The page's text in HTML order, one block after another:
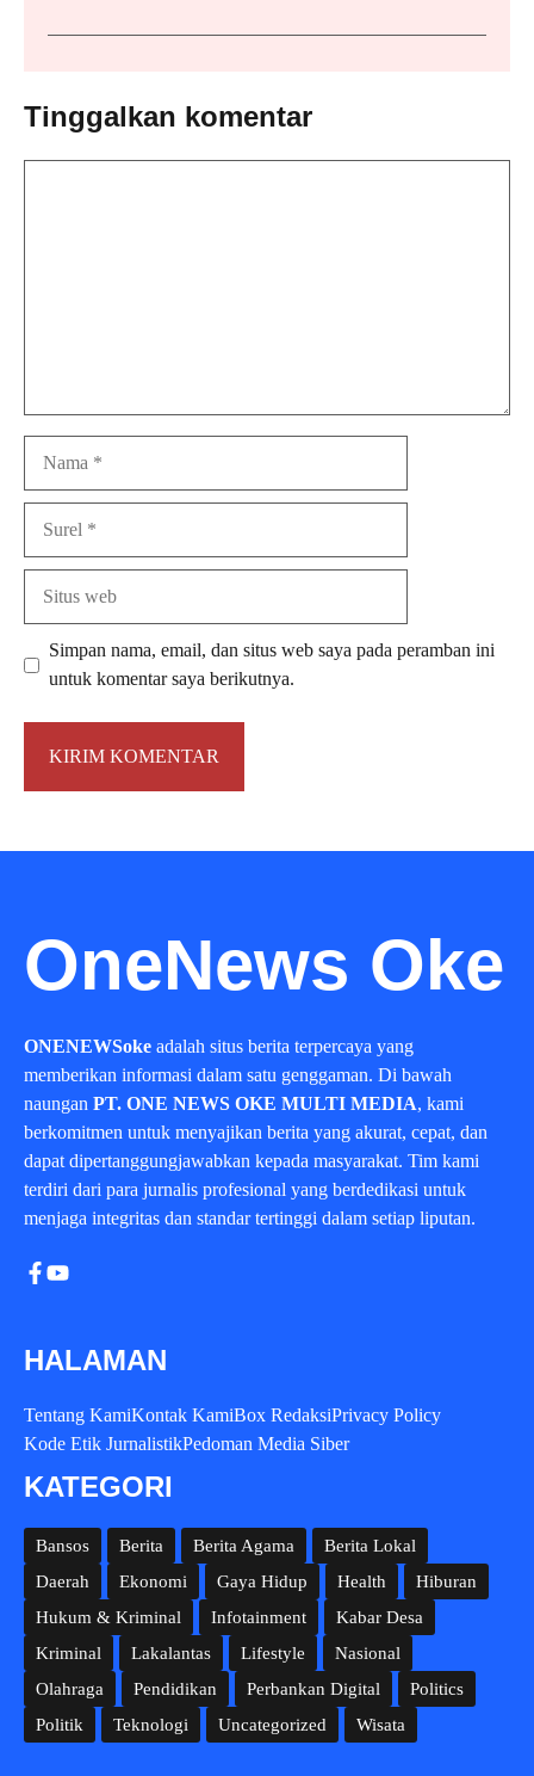
Tinggalkan komentar
Simpan nama, email, dan situs web saya pada peramban ini
untuk komentar saya berikutnya.
OneNews Oke
ONENEWSoke adalah situs berita terpercaya yang
memberikan informasi dalam satu genggaman. Di bawah
naungan PT. ONE NEWS OKE MULTI MEDIA, kami
berkomitmen untuk menyajikan berita yang akurat, cepat, dan
dapat dipertanggungjawabkan kepada masyarakat. Tim kami
terdiri dari para jurnalis profesional yang berdedikasi untuk
menjaga integritas dan standar tertinggi dalam setiap liputan.
HALAMAN
Tentang KamiKontak KamiBox RedaksiPrivacy Policy
Kode Etik JurnalistikPedoman Media Siber
KATEGORI
Bansos Berita Berita Agama
Berita Lokal
Daerah
Ekonomi Gaya Hidup Health
Hiburan
Hukum & Kriminal
Infotainment
Kabar Desa
Kriminal
Lakalantas Lifestyle
Nasional
Olahraga
Pendidikan Perbankan Digital
Politics
Politik
Teknologi Uncategorized Wisata